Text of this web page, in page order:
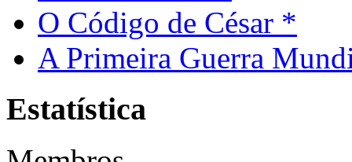
O Código de César *
A Primeira Guerra
Estatística